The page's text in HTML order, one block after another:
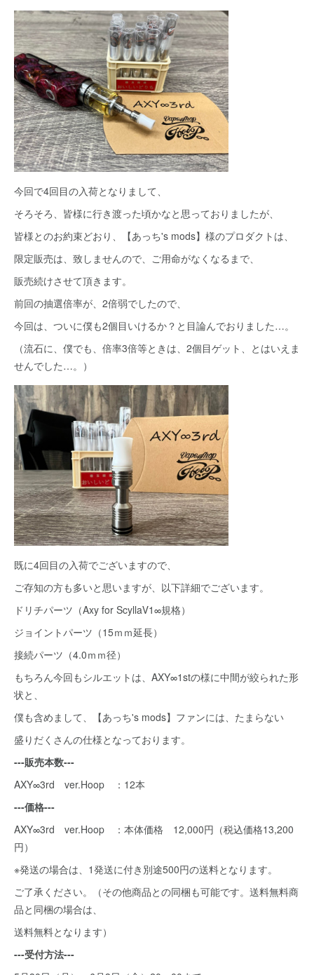
今回で4回目の入荷となりまして、
そろそろ、皆様に行き渡った頃かなと思っておりましたが、
皆様とのお約束どおり、【あっち's mods】様のプロダクトは、
限定販売は、致しませんので、ご用命がなくなるまで、
販売続けさせて頂きます。
前回の抽選倍率が、2倍弱でしたので、
今回は、ついに僕も2個目いけるか？と目論んでおりました…。
（流石に、僕でも、倍率3倍等ときは、2個目ゲット、とはいえま
せんでした…。）
既に4回目の入荷でございますので、
ご存知の方も多いと思いますが、以下詳細でございます。
ドリチパーツ（Axy for ScyllaⅤ1∞規格）
ジョイントパーツ（15ｍｍ延長）
接続パーツ（4.0ｍｍ径）
もちろん今回もシルエットは、AXY∞1stの様に中間が絞られた形
状と、
僕も含めまして、【あっち's mods】ファンには、たまらない
盛りだくさんの仕様となっております。
---販売本数---
AXY∞3rd ver.Hoop ：12本
---価格---
AXY∞3rd ver.Hoop ：本体価格 12,000円（税込価格13,200
円）
※発送の場合は、1発送に付き別途500円の送料となります。
ご了承ください。（その他商品との同梱も可能です。送料無料商
品と同梱の場合は、
送料無料となります）
---受付方法---